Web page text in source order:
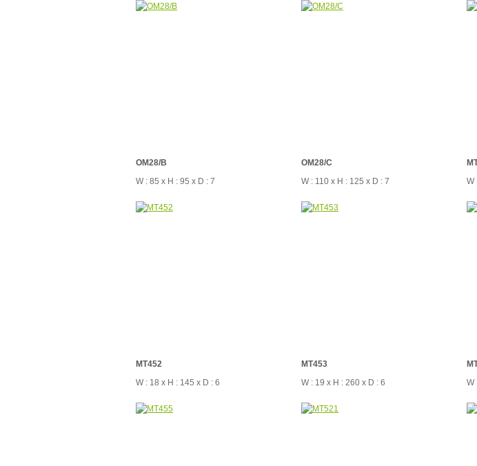
OM28/B
W : 85 x H : 95 x D : 7
OM28/C
W : 110 x H : 125 x D : 7
W
MT452
W : 18 x H : 145 x D : 6
MT453
W : 19 x H : 260 x D : 6
W